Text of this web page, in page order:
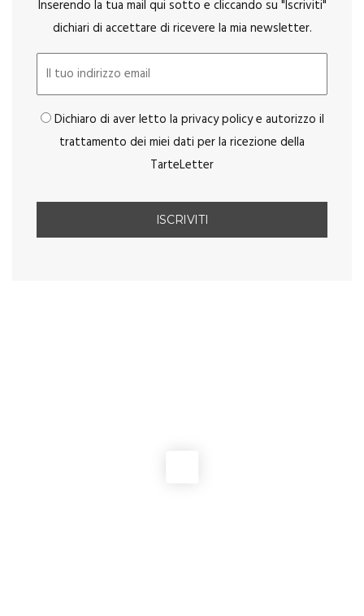
Inserendo la tua mail qui sotto e cliccando su "Iscriviti"
dichiari di accettare di ricevere la mia newsletter.
Dichiaro di aver letto la privacy policy e autorizzo il
trattamento dei miei dati per la ricezione della
TarteLetter